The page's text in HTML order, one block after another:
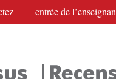
entrée de